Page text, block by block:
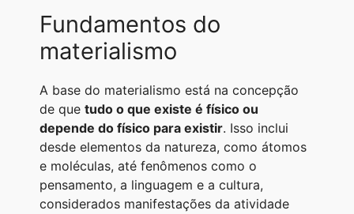
Fundamentos do
materialismo
A base do materialismo está na concepção
de que tudo o que existe é físico ou
depende do físico para existir. Isso inclui
desde elementos da natureza, como átomos
e moléculas, até fenômenos como o
pensamento, a linguagem e a cultura,
considerados manifestações da atividade